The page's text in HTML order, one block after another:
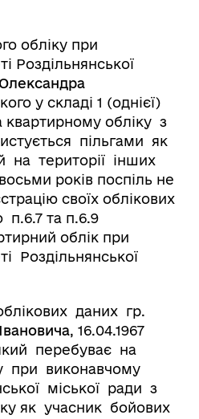
обліку при
Роздільнянської
у складі 1 (однієї)
квартирному обліку з
пільгами як
на території інших
років поспіль не
своїх облікових
п.6.7 та п.6.9
облік при
Роздільнянської
даних гр.
, 16.04.1967
перебуває на
при виконавчому
міської ради з
як учасник бойових